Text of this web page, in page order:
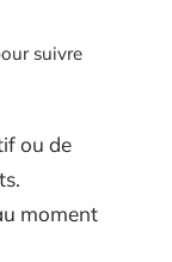
suivre
ou de
moment